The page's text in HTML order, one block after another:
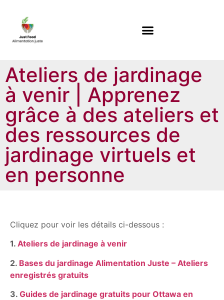
Ateliers de jardinage
à venir | Apprenez
grâce à des ateliers et
des ressources de
jardinage virtuels et
en personne
Cliquez pour voir les détails ci-dessous :
1. Ateliers de jardinage à venir
2. Bases du jardinage Alimentation Juste – Ateliers
enregistrés gratuits
3. Guides de jardinage gratuits pour Ottawa en